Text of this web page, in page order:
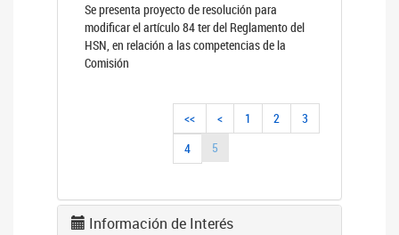
Se presenta proyecto de resolución para
modificar el artículo 84 ter del Reglamento del
HSN, en relación a las competencias de la
Comisión
<< < 1 2
3
4
5
Información de Interés